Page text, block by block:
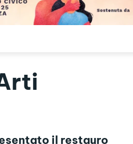
il restauro